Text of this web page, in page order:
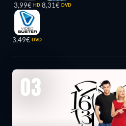
3,99€ HD
3,49€ DVD
8,31€ DVD
03